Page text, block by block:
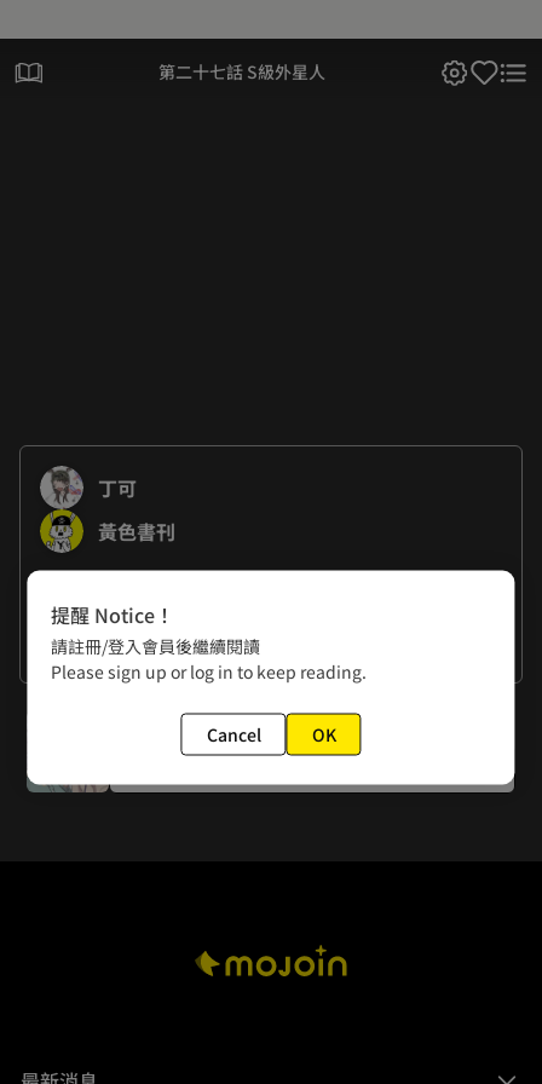
第二十七話 S級外星人
丁可
黃色書刊
看更多
提醒 Notice！
請註冊/登入會員後繼續閱讀
Please sign up or log in to keep reading.
Cancel OK